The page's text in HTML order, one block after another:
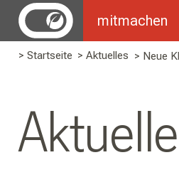
mitmachen
> Startseite > Aktuelles > Neue